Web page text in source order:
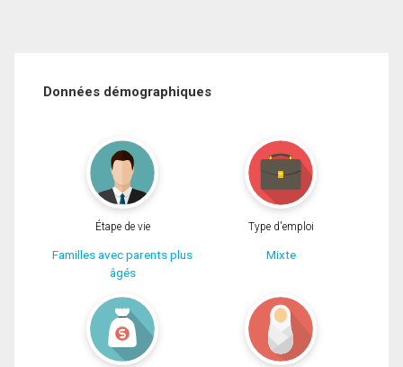
Données démographiques
Étape de vie
Familles avec parents plus
âgés
Type d'emploi
Mixte